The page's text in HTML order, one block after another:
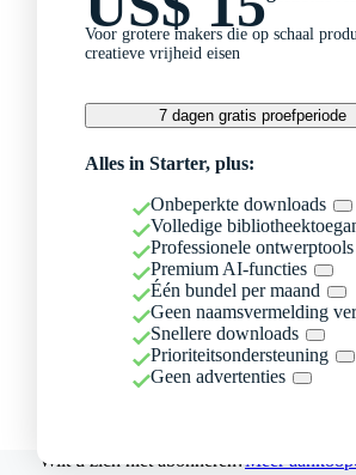
Voor grotere makers die op schaal
creatieve vrijheid eisen
7 dagen gratis proefperiode
Alles in Starter, plus:
Onbeperkte downloads
Volledige
Professionele ontwerptools
Premium AI-functies
Één bundel per maand
Geen naamsvermelding
Snellere downloads
Prioriteitsondersteuning
Geen advertenties
Wilt u zich niet abonneren?Meer